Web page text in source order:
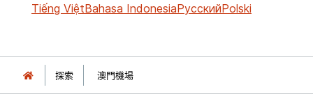
Tiếng ViệtBahasa IndonesiaРусскийPolski
探索 澳門機場